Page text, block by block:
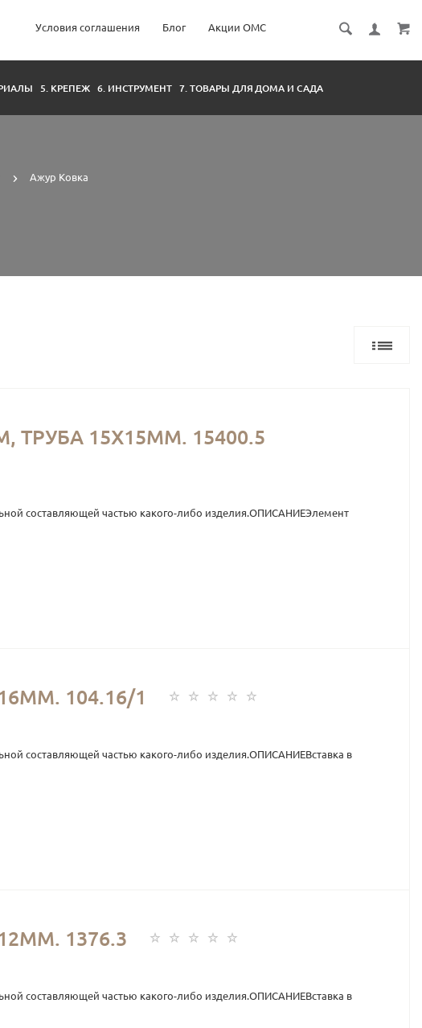
Условия соглашения Блог Акции ОМС
5. КРЕПЕЖ 6. ИНСТРУМЕНТ 7. ТОВАРЫ ДЛЯ ДОМА И САДА
Ажур Ковка
15Х15ММ. 15400.5
составляющей частью какого-либо изделия.ОПИСАНИЕЭлемент
104.16/1
составляющей частью какого-либо изделия.ОПИСАНИЕВставка в
1376.3
составляющей частью какого-либо изделия.ОПИСАНИЕВставка в